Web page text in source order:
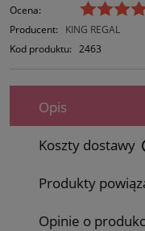
Ocena:
Producent:
KING REGAL
Kod produktu: 2463
Opis
Koszty dostawy
Cena nie zawiera
Produkty
Opinie o